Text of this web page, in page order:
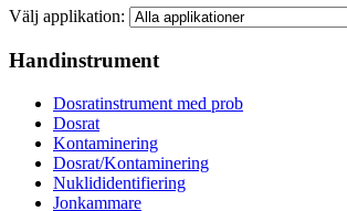
Välj applikation:
Handinstrument
Dosratinstrument med prob
Dosrat
Kontaminering
Dosrat/Kontaminering
Nuklididentifiering
Jonkammare